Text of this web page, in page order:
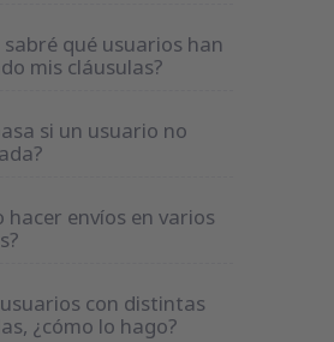
sabré qué usuarios han
mis cláusulas?
si un usuario no
hacer envíos en varios
con distintas
¿cómo lo hago?